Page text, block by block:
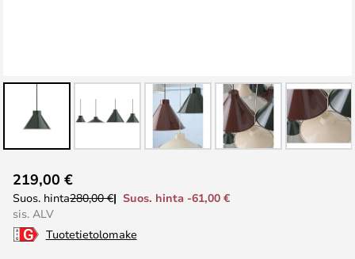
to
the
beginning
of
219,00 €
Suos. hinta280,00 €
Suos. hinta -61,00 €
sis. ALV
Tuotetietolomake